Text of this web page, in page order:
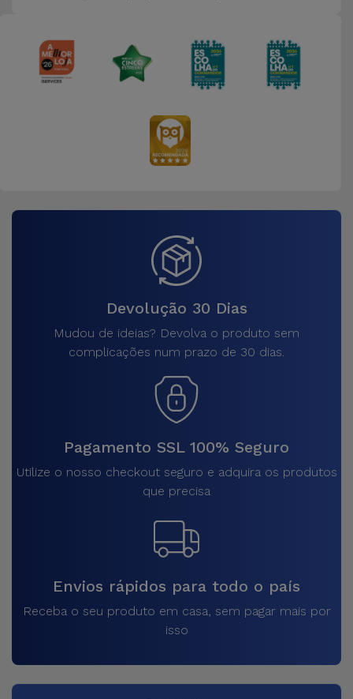
iPad e
Tablet
Devolução 30 Dias
Mudou de ideias? Devolva o produto sem
complicações num prazo de 30 dias.
Pagamento SSL 100% Seguro
Utilize o nosso checkout seguro e adquira os produtos
que precisa
Envios rápidos para todo o país
Receba o seu produto em casa, sem pagar mais por
isso